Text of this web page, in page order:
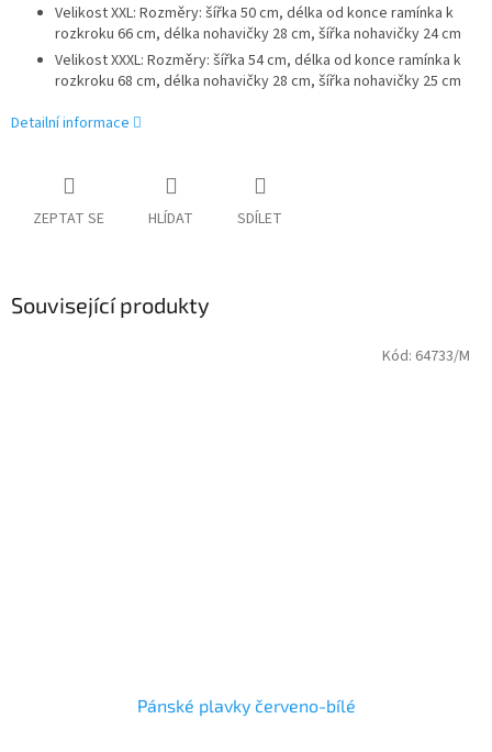
Velikost XXL: Rozměry: šířka 50 cm, délka od konce ramínka k
rozkroku 66 cm, délka nohavičky 28 cm, šířka nohavičky 24 cm
Velikost XXXL: Rozměry: šířka 54 cm, délka od konce ramínka k
rozkroku 68 cm, délka nohavičky 28 cm, šířka nohavičky 25 cm
Detailní informace
ZEPTAT SE HLÍDAT SDÍLET
Související produkty
Pánské plavky červeno-bílé
Kód: 64733/M